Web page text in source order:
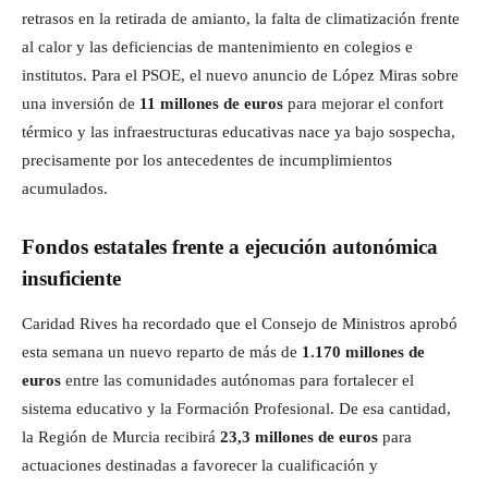
retrasos en la retirada de amianto, la falta de climatización frente
al calor y las deficiencias de mantenimiento en colegios e
institutos. Para el PSOE, el nuevo anuncio de López Miras sobre
una inversión de 11 millones de euros para mejorar el confort
térmico y las infraestructuras educativas nace ya bajo sospecha,
precisamente por los antecedentes de incumplimientos
acumulados.
Fondos estatales frente a ejecución autonómica
insuficiente
Caridad Rives ha recordado que el Consejo de Ministros aprobó
esta semana un nuevo reparto de más de 1.170 millones de
euros entre las comunidades autónomas para fortalecer el
sistema educativo y la Formación Profesional. De esa cantidad,
la Región de Murcia recibirá 23,3 millones de euros para
actuaciones destinadas a favorecer la cualificación y